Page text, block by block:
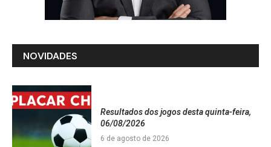
NOVIDADES
Resultados dos jogos desta quinta-feira,
06/08/2026
6 de agosto de 2026